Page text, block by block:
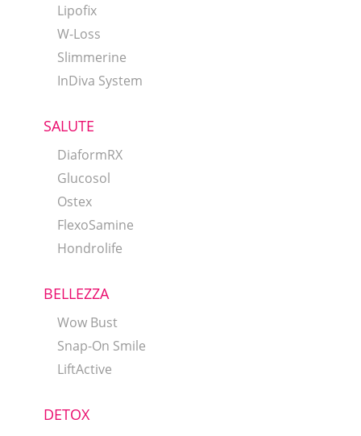
Lipofix
W-Loss
Slimmerine
InDiva System
SALUTE
DiaformRX
Glucosol
Ostex
FlexoSamine
Hondrolife
BELLEZZA
Wow Bust
Snap-On Smile
LiftActive
DETOX